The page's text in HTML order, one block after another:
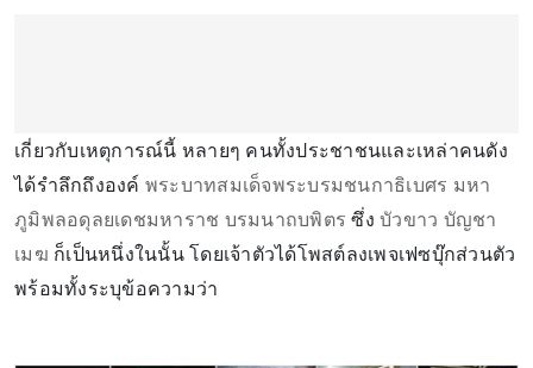
เกี่ยวกับเหตุการณ์นี้ หลายๆ คนทั้งประชาชนและเหล่าคนดัง
ได้รำลึกถึงองค์ พระบาทสมเด็จพระบรมชนกาธิเบศร มหา
ภูมิพลอดุลยเดชมหาราช บรมนาถบพิตร ซึ่ง บัวขาว บัญชา
เมฆ ก็เป็นหนึ่งในนั้น โดยเจ้าตัวได้โพสต์ลงเพจเฟซบุ๊กส่วนตัว
พร้อมทั้งระบุข้อความว่า